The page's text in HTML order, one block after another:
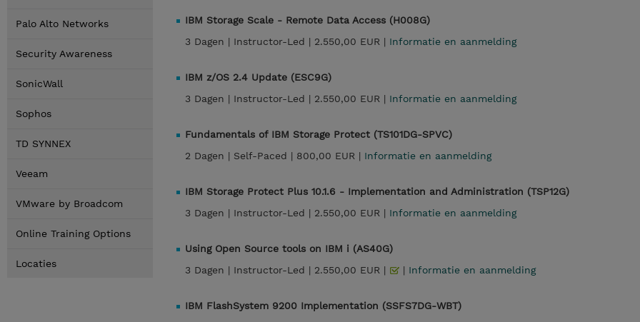
Palo Alto Networks
Security Awareness
SonicWall
Sophos
TD SYNNEX
Veeam
VMware by Broadcom
Online Training Options
Locaties
IBM Storage Scale - Remote Data Access (H008G)
3 Dagen | Instructor-Led | 2.550,00 EUR | Informatie en aanmelding
IBM z/OS 2.4 Update (ESC9G)
3 Dagen | Instructor-Led | 2.550,00 EUR | Informatie en aanmelding
Fundamentals of IBM Storage Protect (TS101DG-SPVC)
2 Dagen | Self-Paced | 800,00 EUR | Informatie en aanmelding
IBM Storage Protect Plus 10.1.6 - Implementation and Administration (TSP12G)
3 Dagen | Instructor-Led | 2.550,00 EUR | Informatie en aanmelding
Using Open Source tools on IBM i (AS40G)
3 Dagen | Instructor-Led | 2.550,00 EUR | | Informatie en aanmelding
IBM FlashSystem 9200 Implementation (SSFS7DG-WBT)